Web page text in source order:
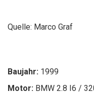
Quelle: Marco Graf
Baujahr: 1999
Motor: BMW 2.8 I6 /